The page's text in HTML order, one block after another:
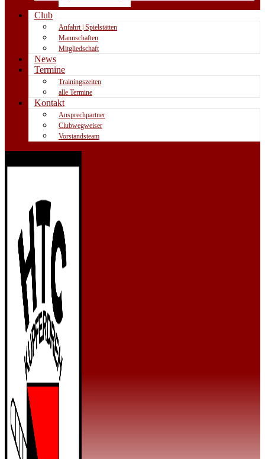
Club
Anfahrt | Spielstätten
Mannschaften
Mitgliedschaft
News
Termine
Trainingszeiten
alle Termine
Kontakt
Ansprechpartner
Clubwegweiser
Vorstandsteam